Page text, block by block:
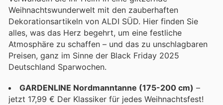
Weihnachtswunderwelt mit den zauberhaften
Dekorationsartikeln von ALDI SÜD. Hier finden Sie
alles, was das Herz begehrt, um eine festliche
Atmosphäre zu schaffen – und das zu unschlagbaren
Preisen, ganz im Sinne der Black Friday 2025
Deutschland Sparwochen.
GARDENLINE Nordmanntanne (175-200 cm) –
jetzt 17,99 € Der Klassiker für jedes Weihnachtsfest!